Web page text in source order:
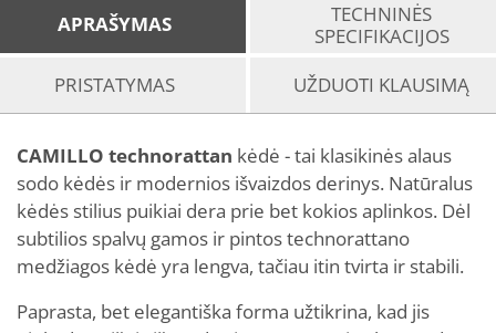
APRAŠYMAS
TECHNINĖS
SPECIFIKACIJOS
PRISTATYMAS
UŽDUOTI KLAUSIMĄ
CAMILLO technorattan kėdė - tai klasikinės alaus
sodo kėdės ir modernios išvaizdos derinys. Natūralus
kėdės stilius puikiai dera prie bet kokios aplinkos. Dėl
subtilios spalvų gamos ir pintos technorattano
medžiagos kėdė yra lengva, tačiau itin tvirta ir stabili.
Paprasta, bet elegantiška forma užtikrina, kad jis